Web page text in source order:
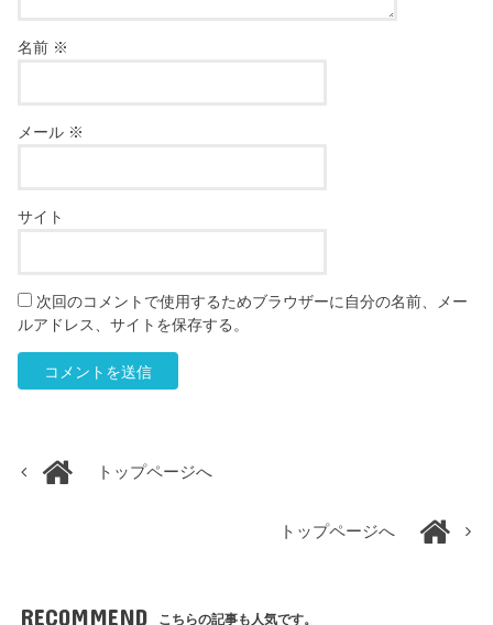
名前 ※
メール ※
サイト
次回のコメントで使用するためブラウザーに自分の名前、メー
ルアドレス、サイトを保存する。
トップページへ
トップページへ
RECOMMEND こちらの記事も人気です。